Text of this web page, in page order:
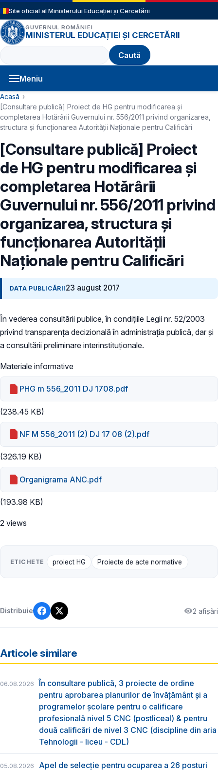
Sari la conținutul principal
Site oficial al Ministerului Educației și Cercetării
GUVERNUL ROMÂNIEI
MINISTERUL EDUCAȚIEI ȘI CERCETĂRII
Caută
Meniu
Navigație principală
Cale de navigare
Acasă
[Consultare publică] Proiect de HG pentru modificarea și
completarea Hotărârii Guvernului nr. 556/2011 privind organizarea,
structura şi funcţionarea Autorităţii Naţionale pentru Calificări
[Consultare publică] Proiect
de HG pentru modificarea și
completarea Hotărârii
Guvernului nr. 556/2011 privind
organizarea, structura şi
funcţionarea Autorităţii
Naţionale pentru Calificări
DATA PUBLICĂRII 23 august 2017
În vederea consultării publice, în condițiile Legii nr. 52/2003
privind transparența decizională în administrația publică, dar și
a consultării preliminare interinstituționale.
Materiale informative
PHG m 556_2011 DJ 1708.pdf
(238.45 KB)
NF M 556_2011 (2) DJ 17 08 (2).pdf
(326.19 KB)
Organigrama ANC.pdf
(193.98 KB)
2 views
ETICHETE proiect HG Proiecte de acte normative
Distribuie 2 afișări
Articole similare
06.08.2026
În consultare publică, 3 proiecte de ordine
pentru aprobarea planurilor de învățământ și a
programelor școlare pentru o calificare
profesională nivel 5 CNC (postliceal) & pentru
două calificări de nivel 3 CNC (discipline din aria
Tehnologii - liceu - CDL)
05.08.2026
Apel de selecție pentru ocuparea a 26 posturi